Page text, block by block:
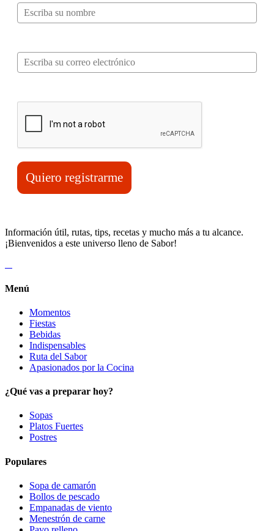
Quiero registrarme
Información útil, rutas, tips, recetas y mucho más a tu alcance.
¡Bienvenidos a este universo lleno de Sabor!
Menú
Momentos
Fiestas
Bebidas
Indispensables
Ruta del Sabor
Apasionados por la Cocina
¿Qué vas a preparar hoy?
Sopas
Platos Fuertes
Postres
Populares
Sopa de camarón
Bollos de pescado
Empanadas de viento
Menestrón de carne